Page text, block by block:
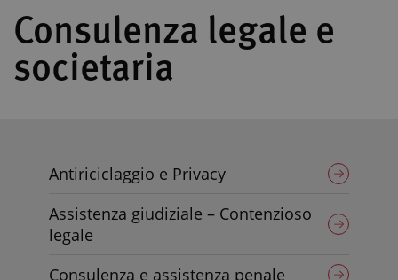
Consulenza legale e
societaria
Antiriciclaggio e Privacy
Assistenza giudiziale – Contenzioso
legale
Consulenza e assistenza penale